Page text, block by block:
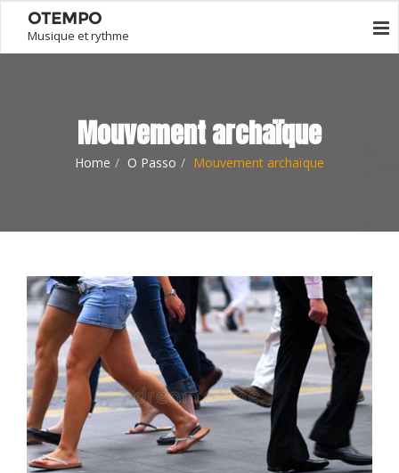
OTEMPO
Musique et rythme
Mouvement archaïque
Home O Passo Mouvement archaïque